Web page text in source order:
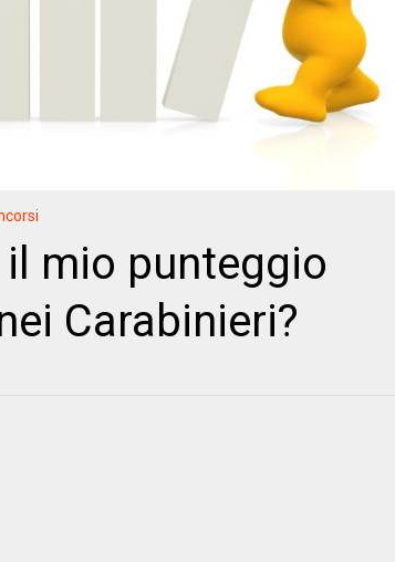
mio punteggio
Carabinieri?